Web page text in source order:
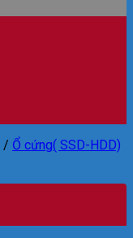
/ Ổ cứng( SSD-HDD)